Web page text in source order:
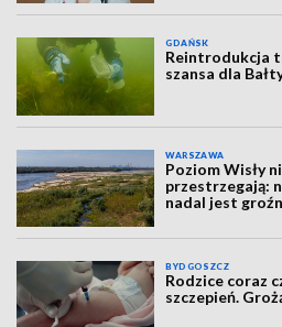
GDAŃSK
Reintrodukcja
szansa dla
WARSZAWA
Poziom Wisły
przestrzegają:
nadal jest
BYDGOSZCZ
Rodzice coraz
szczepień.